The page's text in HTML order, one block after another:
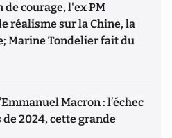
de courage, l'ex PM
réalisme sur la Chine, la
Marine Tondelier fait du
Macron : l’échec
2024, cette grande